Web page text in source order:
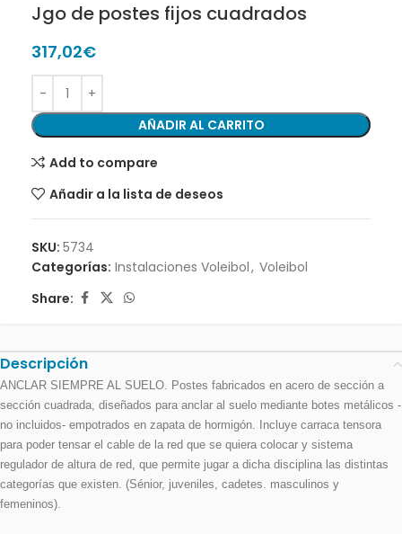
Jgo de postes fijos cuadrados
317,02€
AÑADIR AL CARRITO
Add to compare
Añadir a la lista de deseos
SKU: 5734
Categorías: Instalaciones Voleibol, Voleibol
Share:
Descripción
ANCLAR SIEMPRE AL SUELO. Postes fabricados en acero de sección a
sección cuadrada, diseñados para anclar al suelo mediante botes metálicos -
no incluidos- empotrados en zapata de hormigón. Incluye carraca tensora
para poder tensar el cable de la red que se quiera colocar y sistema
regulador de altura de red, que permite jugar a dicha disciplina las distintas
categorí­as que existen. (Sénior, juveniles, cadetes. masculinos y
femeninos).